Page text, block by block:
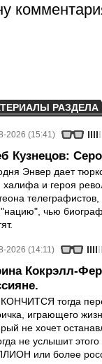
РАЗДЕЛА
2026 (15:41)
Кузнецов:
Энвер дает
халифа и героя
чью
2026 (14:11)
Кокрэлл-
тогда
играющего
не хочет
не услышит
или более